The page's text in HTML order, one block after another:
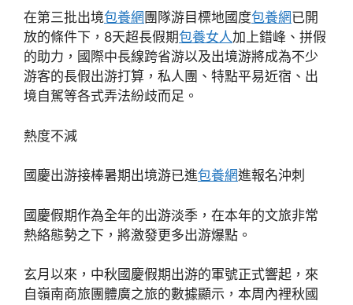
在第三批出境包養網 團隊游目標地國度包養網已開
放的條件下，8天超長假期包養女人加上錯峰、拼假
的助力，國際中長線跨省游以及出境游將成為不少
游客的長假出游打算，私人團、特點平易近宿、出
境自駕等各式弄法紛歧而足。
熱度不減
國慶出游接棒暑期出境游已進包養網進報名沖刺
國慶假期作為全年的出游淡季，在本年的文旅非常
熱絡態勢之下，將激發更多出游爆點。
玄月以來，中秋國慶假期出游的軍號正式響起，來
自嶺南商旅團體廣之旅的數據顯示，本周內裡秋國